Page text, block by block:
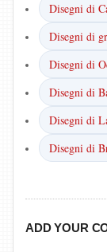
Disegni di
Disegni di
Disegni di
Disegni di
Disegni di
Disegni di
ADD YOUR